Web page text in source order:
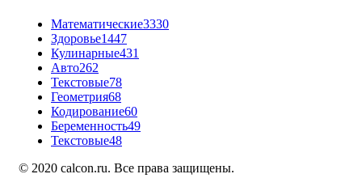
Математические3330
Здоровье1447
Кулинарные431
Авто262
Текстовые78
Геометрия68
Кодирование60
Беременность49
Текстовые48
© 2020 calcon.ru. Все права защищены.